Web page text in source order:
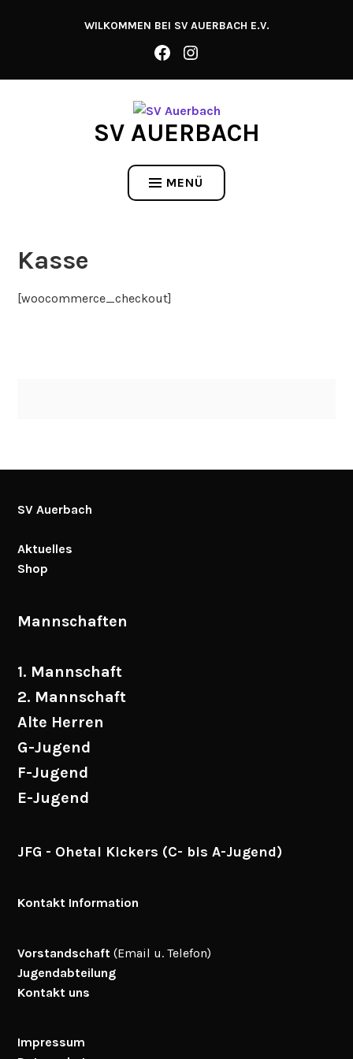
WILKOMMEN BEI SV AUERBACH E.V.
SV AUERBACH
MENÜ
Kasse
[woocommerce_checkout]
SV Auerbach
Aktuelles
Shop
Mannschaften
1. Mannschaft
2. Mannschaft
Alte Herren
G-Jugend
F-Jugend
E-Jugend
JFG - Ohetal Kickers (C- bis A-Jugend)
Kontakt Information
Vorstandschaft (Email u. Telefon)
Jugendabteilung
Kontakt uns
Impressum